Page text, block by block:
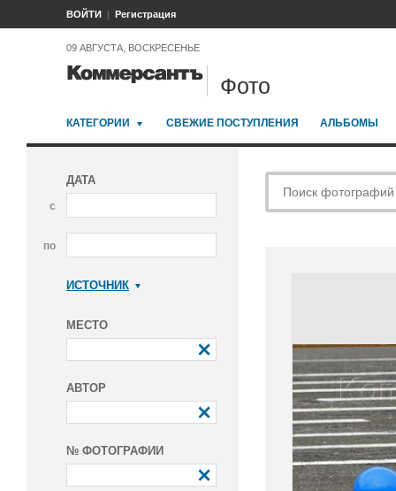
ВОЙТИ Регистрация
09 АВГУСТА, ВОСКРЕСЕНЬЕ
Фото
КАТЕГОРИИ СВЕЖИЕ ПОСТУПЛЕНИЯ АЛЬБОМЫ
ДАТА
с
по
ИСТОЧНИК
МЕСТО
АВТОР
№ ФОТОГРАФИИ